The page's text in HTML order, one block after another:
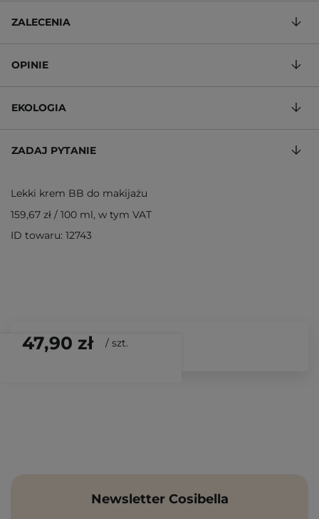
47,90 zł / szt.
ZALECENIA
OPINIE
EKOLOGIA
ZADAJ PYTANIE
Lekki krem BB do makijażu
159,67 zł / 100 ml, w tym VAT
ID towaru: 12743
Newsletter Cosibella